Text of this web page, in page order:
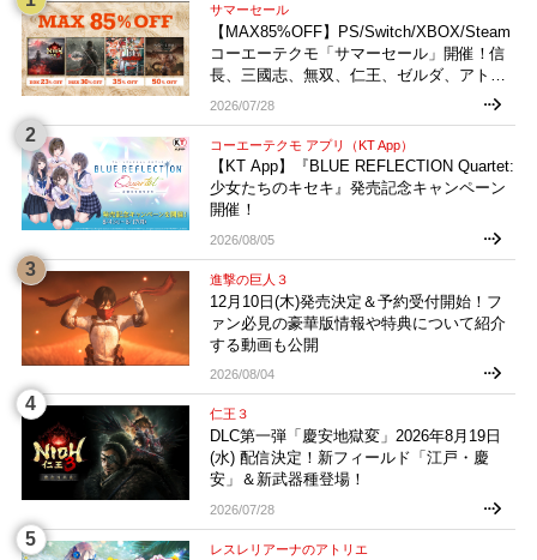
サマーセール
【MAX85%OFF】PS/Switch/XBOX/Steam
コーエーテクモ「サマーセール」開催！信
長、三國志、無双、仁王、ゼルダ、アトリ
2026/07/28
コーエーテクモ アプリ（KT App）
【KT App】『BLUE REFLECTION Quartet:
少女たちのキセキ』発売記念キャンペーン
開催！
2026/08/05
進撃の巨人３
12月10日(木)発売決定＆予約受付開始！フ
ァン必見の豪華版情報や特典について紹介
する動画も公開
2026/08/04
仁王３
DLC第一弾「慶安地獄変」2026年8月19日
(水) 配信決定！新フィールド「江戸・慶
安」＆新武器種登場！
2026/07/28
レスレリアーナのアトリエ